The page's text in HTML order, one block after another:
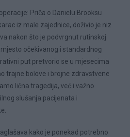
Priča o Danielu Brooksu
iz male zajednice, doživio je niz
nakon što je podvrgnut rutinskoj
očekivanog i standardnog
put pretvorio se u mjesecima
trajne bolove i brojne zdravstvene
lična tragedija, već i važno
slušanja pacijenata i
kako je ponekad potrebno